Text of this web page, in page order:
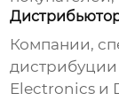
Компании,
дистрибуции
Electronics и